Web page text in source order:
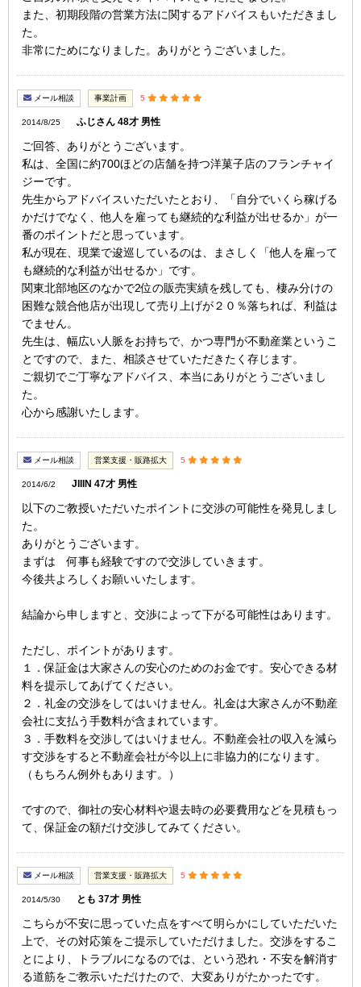
また、初期段階の営業方法に関するアドバイスもいただきまし
た。
非常にためになりました。ありがとうございました。
メール相談 事業計画 5
2014/8/25 ふじさん 48才 男性
ご回答、ありがとうございます。
私は、全国に約700ほどの店舗を持つ洋菓子店のフランチャイ
ジーです。
先生からアドバイスいただいたとおり、「自分でいくら稼げる
かだけでなく、他人を雇っても継続的な利益が出せるか」が一
番のポイントだと思っています。
私が現在、現業で逡巡しているのは、まさしく「他人を雇って
も継続的な利益が出せるか」です。
関東北部地区のなかで2位の販売実績を残しても、棲み分けの
困難な競合他店が出現して売り上げが２０％落ちれば、利益は
でません。
先生は、幅広い人脈をお持ちで、かつ専門が不動産業というこ
とですので、また、相談させていただきたく存じます。
ご親切でご丁寧なアドバイス、本当にありがとうございまし
た。
心から感謝いたします。
メール相談 営業支援・販路拡大 5
2014/6/2 JIIIN 47才 男性
以下のご教授いただいたポイントに交渉の可能性を発見しまし
た。
ありがとうございます。
まずは 何事も経験ですので交渉していきます。
今後共よろしくお願いいたします。
結論から申しますと、交渉によって下がる可能性はあります。
ただし、ポイントがあります。
１．保証金は大家さんの安心のためのお金です。安心できる材
料を提示してあげてください。
２．礼金の交渉をしてはいけません。礼金は大家さんが不動産
会社に支払う手数料が含まれています。
３．手数料を交渉してはいけません。不動産会社の収入を減ら
す交渉をすると不動産会社が今以上に非協力的になります。
（もちろん例外もあります。）
ですので、御社の安心材料や退去時の必要費用などを見積もっ
て、保証金の額だけ交渉してみてください。
メール相談 営業支援・販路拡大 5
2014/5/30 とも 37才 男性
こちらが不安に思っていた点をすべて明らかにしていただいた
上で、その対応策をご提示していただけました。交渉をするこ
とにより、トラブルになるのでは、という恐れ・不安を解消す
る道筋をご教示いただけたので、大変ありがたかったです。